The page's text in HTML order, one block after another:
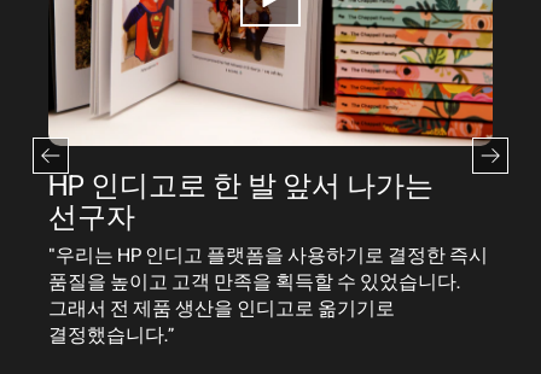
한 발 앞서 나가는
고 플랫폼을 사용하기로 결정한 즉시
객 만족을 획득할 수 있었습니다.
산을 인디고로 옮기기로
HP 인디고
"이번 HP 인디고
품질, 생산성 및 혁
속도와 자동화 측